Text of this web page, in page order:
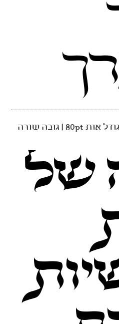
תלפיות קלאסי מודגש | גודל אות 80pt | גובה שורה